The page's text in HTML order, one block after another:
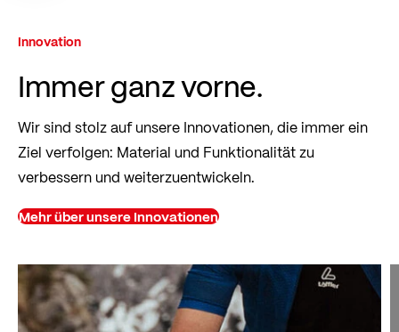
Innovation
Immer ganz vorne.
Wir sind stolz auf unsere Innovationen, die immer ein
Ziel verfolgen: Material und Funktionalität zu
verbessern und weiterzuentwickeln.
Mehr über unsere Innovationen